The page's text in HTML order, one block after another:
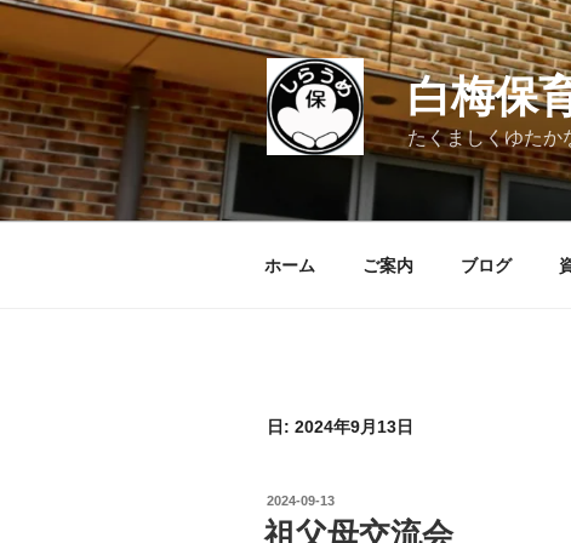
コ
ン
テ
ン
ツ
へ
ス
キ
白梅保
たくましくゆたか
ホーム ご案内 ブログ
日: 2024年9月13日
投
稿
日:
2024-09-13
祖父母交流会